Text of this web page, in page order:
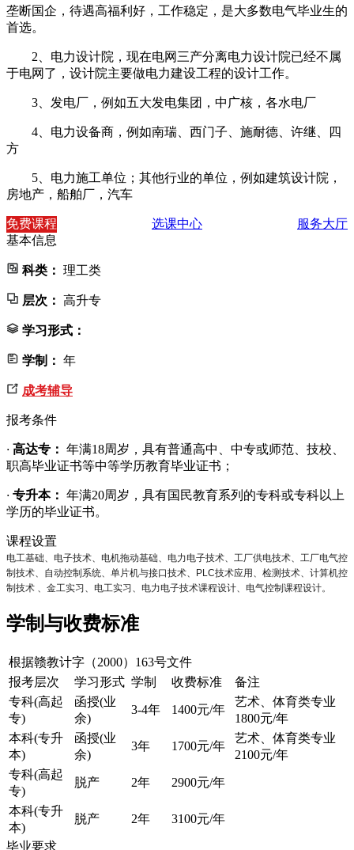
垄断国企，待遇高福利好，工作稳定，是大多数电气毕业生的
首选。
2、电力设计院，现在电网三产分离电力设计院已经不属
于电网了，设计院主要做电力建设工程的设计工作。
3、发电厂，例如五大发电集团，中广核，各水电厂
4、电力设备商，例如南瑞、西门子、施耐德、许继、四
方
5、电力施工单位；其他行业的单位，例如建筑设计院，
房地产，船舶厂，汽车
免费课程 选课中心
服务大厅
基本信息
科类： 理工类
层次： 高升专
学习形式：
学制： 年
成考辅导
报考条件
· 高达专： 年满18周岁，具有普通高中、中专或师范、技校、
职高毕业证书等中等学历教育毕业证书；
· 专升本： 年满20周岁，具有国民教育系列的专科或专科以上
学历的毕业证书。
课程设置
电工基础、电子技术、电机拖动基础、电力电子技术、工厂供电技术、工厂电气控
制技术、自动控制系统、单片机与接口技术、PLC技术应用、检测技术、计算机控
制技术 、金工实习、电工实习、电力电子技术课程设计、电气控制课程设计。
学制与收费标准
根据赣教计字（2000）163号文件
报考层次
学习形式 学制 收费标准
备注
专科(高起
专)
函授(业
余)
3-4年 1400元/年
艺术、体育类专业
1800元/年
本科(专升
本)
函授(业
余)
3年 1700元/年
艺术、体育类专业
2100元/年
专科(高起
专)
脱产 2年 2900元/年
本科(专升
本)
脱产 2年 3100元/年
毕业要求